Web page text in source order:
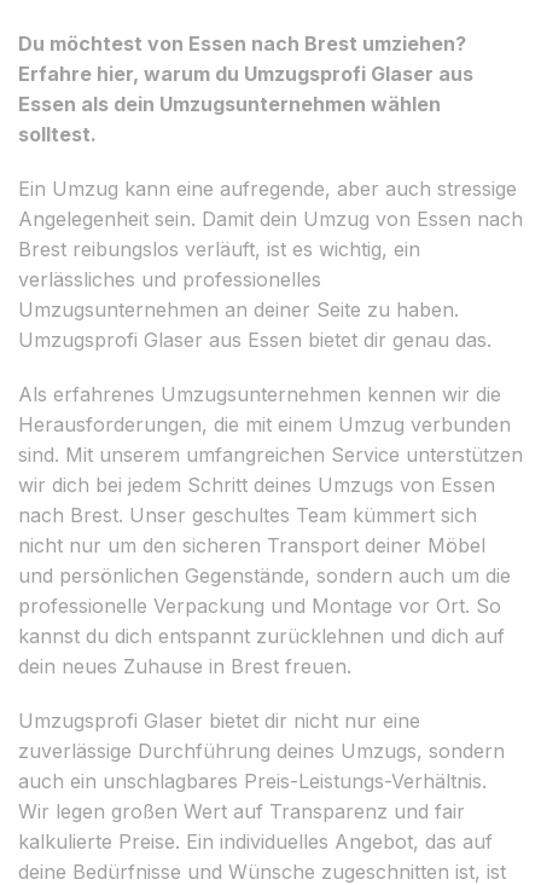
Du möchtest von Essen nach Brest umziehen?
Erfahre hier, warum du Umzugsprofi Glaser aus
Essen als dein Umzugsunternehmen wählen
solltest.
Ein Umzug kann eine aufregende, aber auch stressige
Angelegenheit sein. Damit dein Umzug von Essen nach
Brest reibungslos verläuft, ist es wichtig, ein
verlässliches und professionelles
Umzugsunternehmen an deiner Seite zu haben.
Umzugsprofi Glaser aus Essen bietet dir genau das.
Als erfahrenes Umzugsunternehmen kennen wir die
Herausforderungen, die mit einem Umzug verbunden
sind. Mit unserem umfangreichen Service unterstützen
wir dich bei jedem Schritt deines Umzugs von Essen
nach Brest. Unser geschultes Team kümmert sich
nicht nur um den sicheren Transport deiner Möbel
und persönlichen Gegenstände, sondern auch um die
professionelle Verpackung und Montage vor Ort. So
kannst du dich entspannt zurücklehnen und dich auf
dein neues Zuhause in Brest freuen.
Umzugsprofi Glaser bietet dir nicht nur eine
zuverlässige Durchführung deines Umzugs, sondern
auch ein unschlagbares Preis-Leistungs-Verhältnis.
Wir legen großen Wert auf Transparenz und fair
kalkulierte Preise. Ein individuelles Angebot, das auf
deine Bedürfnisse und Wünsche zugeschnitten ist, ist